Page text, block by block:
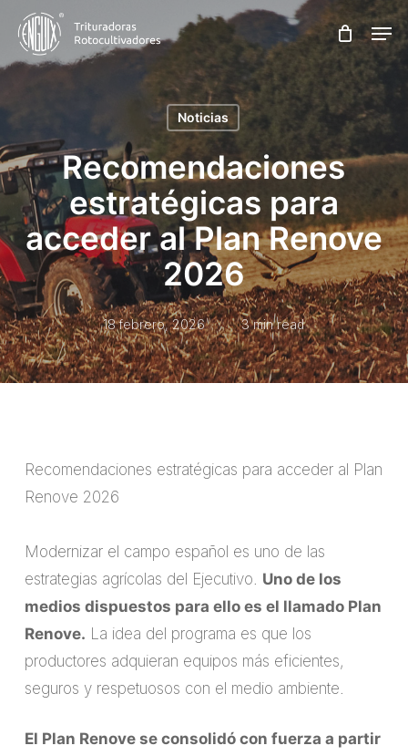
Skip
main
Noticias
Recomendaciones
estratégicas para
acceder al Plan Renove
2026
18 febrero, 2026 3 min read
Recomendaciones estratégicas para acceder al Plan
Renove 2026
Modernizar el campo español es uno de las
estrategias agrícolas del Ejecutivo. Uno de los
medios dispuestos para ello es el llamado Plan
Renove. La idea del programa es que los
productores adquieran equipos más eficientes,
seguros y respetuosos con el medio ambiente.
El Plan Renove se consolidó con fuerza a partir